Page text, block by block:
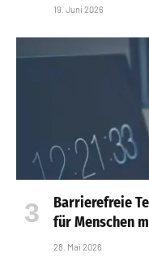
19. Juni 2026
Barrierefreie
für Menschen
28. Mai 2026